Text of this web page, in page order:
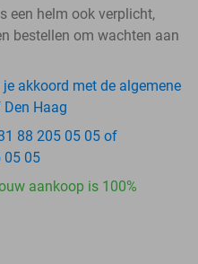
een helm ook verplicht,
bestellen om wachten aan
akkoord met de algemene
Haag
88 205 05 05 of
05 05
aankoop is 100%